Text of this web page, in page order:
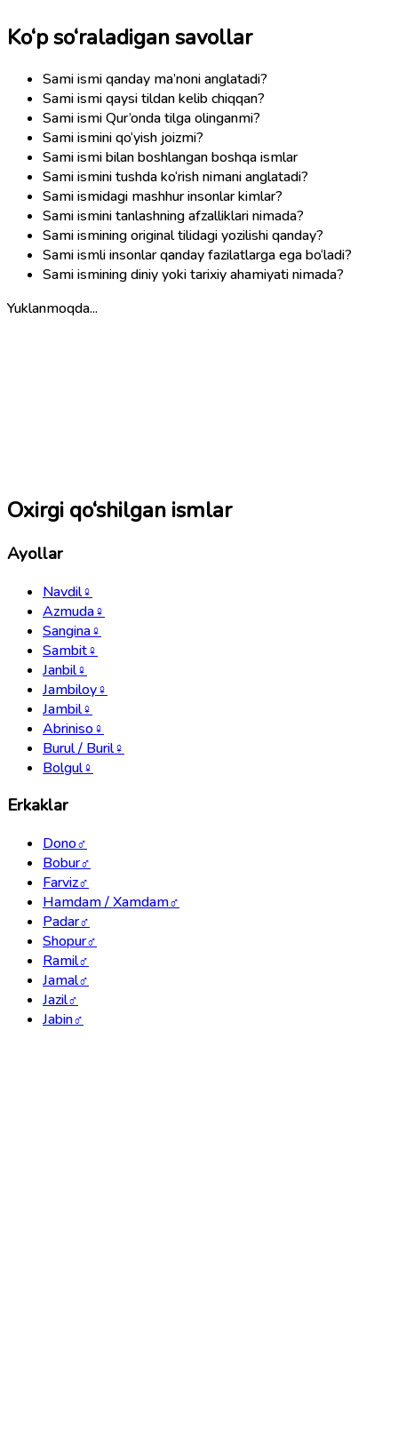
Ko‘p so‘raladigan savollar
Sami ismi qanday ma’noni anglatadi?
Sami ismi qaysi tildan kelib chiqqan?
Sami ismi Qur’onda tilga olinganmi?
Sami ismini qo‘yish joizmi?
Sami ismi bilan boshlangan boshqa ismlar
Sami ismini tushda ko‘rish nimani anglatadi?
Sami ismidagi mashhur insonlar kimlar?
Sami ismini tanlashning afzalliklari nimada?
Sami ismining original tilidagi yozilishi qanday?
Sami ismli insonlar qanday fazilatlarga ega bo‘ladi?
Sami ismining diniy yoki tarixiy ahamiyati nimada?
Yuklanmoqda...
Oxirgi qo‘shilgan ismlar
Ayollar
Navdil♀
Azmuda♀
Sangina♀
Sambit♀
Janbil♀
Jambiloy♀
Jambil♀
Abriniso♀
Burul / Buril♀
Bolgul♀
Erkaklar
Dono♂
Bobur♂
Farviz♂
Hamdam / Xamdam♂
Padar♂
Shopur♂
Ramil♂
Jamal♂
Jazil♂
Jabin♂